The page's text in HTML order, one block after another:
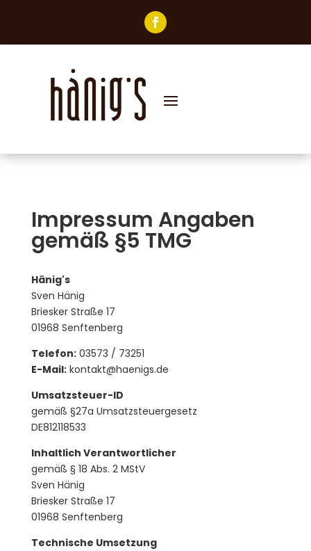
Impressum Angaben
gemäß §5 TMG
Hänig's
Sven Hänig
Briesker Straße 17
01968 Senftenberg
Telefon:03573 / 73251
E-Mail:kontakt@haenigs.de
Umsatzsteuer-ID
gemäß §27a Umsatzsteuergesetz
DE812118533
Inhaltlich Verantwortlicher
gemäß § 18 Abs. 2 MStV
Sven Hänig
Briesker Straße 17
01968 Senftenberg
Technische Umsetzung